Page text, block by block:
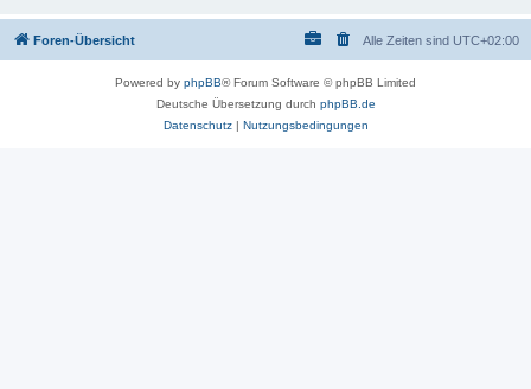
Foren-Übersicht Alle Zeiten sind UTC+02:00
Powered by phpBB® Forum Software © phpBB Limited
Deutsche Übersetzung durch phpBB.de
Datenschutz| Nutzungsbedingungen